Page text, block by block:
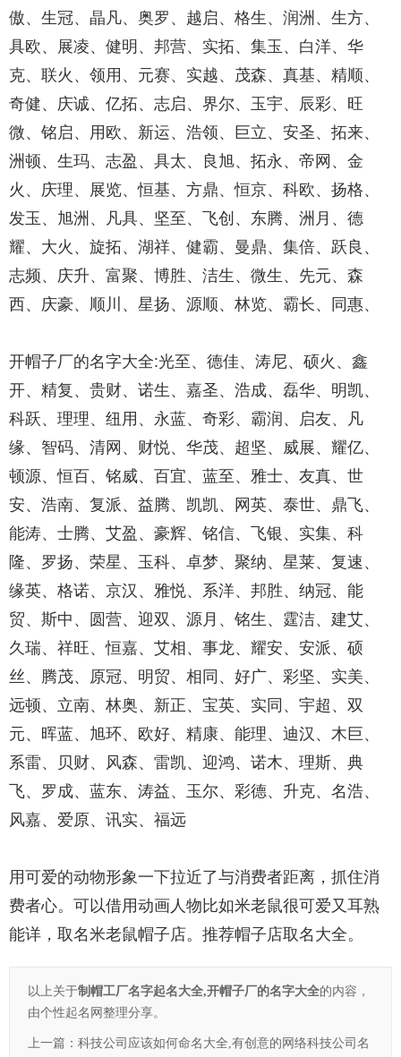
傲、生冠、晶凡、奥罗、越启、格生、润洲、生方、
具欧、展凌、健明、邦营、实拓、集玉、白洋、华
克、联火、领用、元赛、实越、茂森、真基、精顺、
奇健、庆诚、亿拓、志启、界尔、玉宇、辰彩、旺
微、铭启、用欧、新运、浩领、巨立、安圣、拓来、
洲顿、生玛、志盈、具太、良旭、拓永、帝网、金
火、庆理、展览、恒基、方鼎、恒京、科欧、扬格、
发玉、旭洲、凡具、坚至、飞创、东腾、洲月、德
耀、大火、旋拓、湖祥、健霸、曼鼎、集倍、跃良、
志频、庆升、富聚、博胜、洁生、微生、先元、森
西、庆豪、顺川、星扬、源顺、林览、霸长、同惠、
开帽子厂的名字大全:光至、德佳、涛尼、硕火、鑫
开、精复、贵财、诺生、嘉圣、浩成、磊华、明凯、
科跃、理理、纽用、永蓝、奇彩、霸润、启友、凡
缘、智码、清网、财悦、华茂、超坚、威展、耀亿、
顿源、恒百、铭威、百宜、蓝至、雅士、友真、世
安、浩南、复派、益腾、凯凯、网英、泰世、鼎飞、
能涛、士腾、艾盈、豪辉、铭信、飞银、实集、科
隆、罗扬、荣星、玉科、卓梦、聚纳、星莱、复速、
缘英、格诺、京汉、雅悦、系洋、邦胜、纳冠、能
贸、斯中、圆营、迎双、源月、铭生、霆洁、建艾、
久瑞、祥旺、恒嘉、艾相、事龙、耀安、安派、硕
丝、腾茂、原冠、明贸、相同、好广、彩坚、实美、
远顿、立南、林奥、新正、宝英、实同、宇超、双
元、晖蓝、旭环、欧好、精康、能理、迪汉、木巨、
系雷、贝财、风森、雷凯、迎鸿、诺木、理斯、典
飞、罗成、蓝东、涛益、玉尔、彩德、升克、名浩、
风嘉、爱原、讯实、福远
用可爱的动物形象一下拉近了与消费者距离，抓住消
费者心。可以借用动画人物比如米老鼠很可爱又耳熟
能详，取名米老鼠帽子店。推荐帽子店取名大全。
以上关于制帽工厂名字起名大全,开帽子厂的名字大全的内容，
由个性起名网整理分享。
上一篇： 科技公司应该如何命名大全,有创意的网络科技公司名